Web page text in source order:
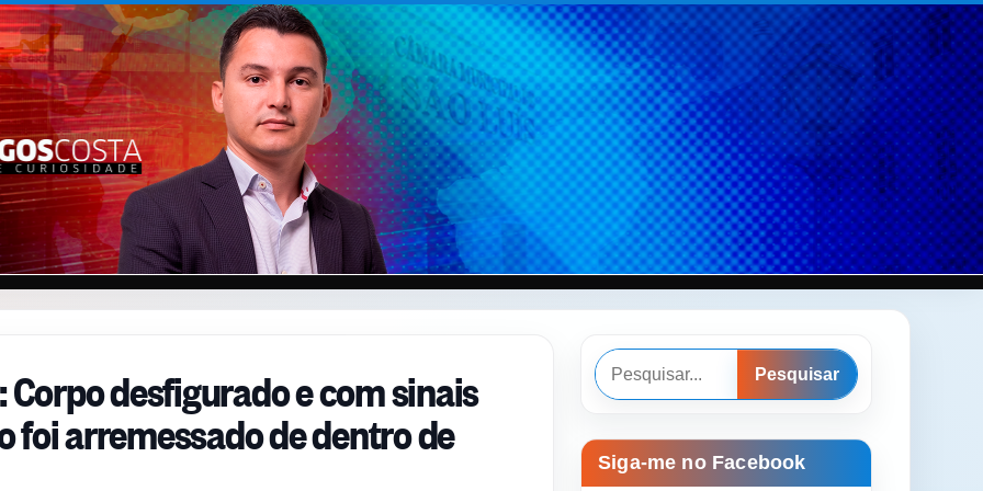
Corpo desfigurado e com sinais
foi arremessado de dentro de
Pesquisar
Pesquisar
Siga-me no Facebook